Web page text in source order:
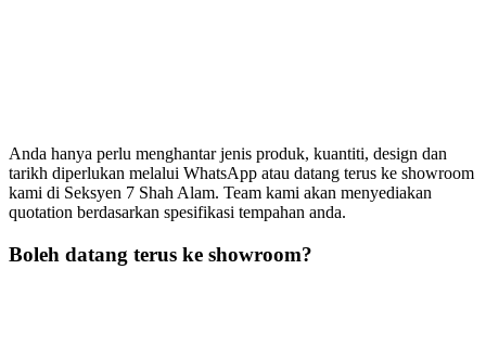
Anda hanya perlu menghantar jenis produk, kuantiti, design dan
tarikh diperlukan melalui WhatsApp atau datang terus ke showroom
kami di Seksyen 7 Shah Alam. Team kami akan menyediakan
quotation berdasarkan spesifikasi tempahan anda.
Boleh datang terus ke showroom?